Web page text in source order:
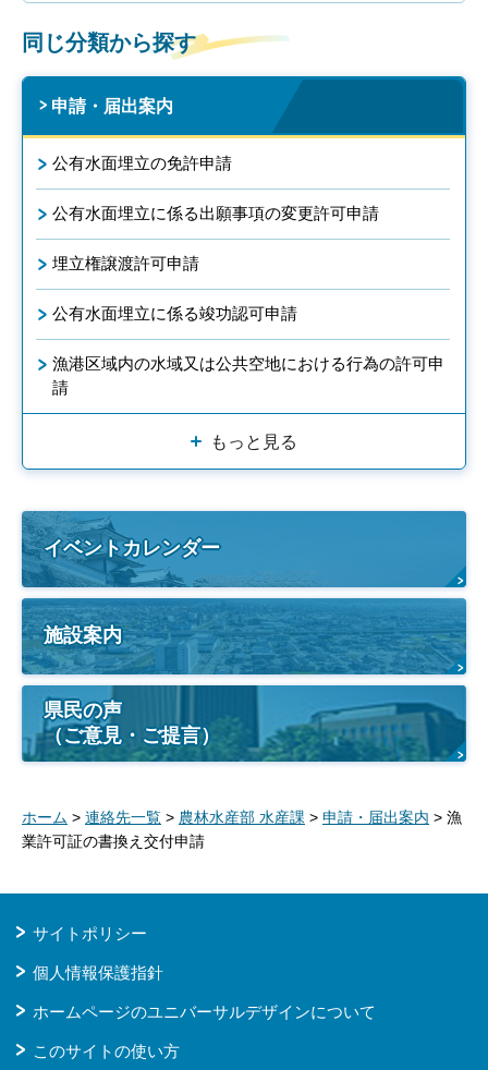
同じ分類から探す
申請・届出案内
公有水面埋立の免許申請
公有水面埋立に係る出願事項の変更許可申請
埋立権譲渡許可申請
公有水面埋立に係る竣功認可申請
漁港区域内の水域又は公共空地における行為の許可申
請
もっと見る
イベントカレンダー
施設案内
県民の声
（ご意見・ご提言）
ホーム > 連絡先一覧 > 農林水産部 水産課 > 申請・届出案内 > 漁
業許可証の書換え交付申請
サイトポリシー
個人情報保護指針
ホームページのユニバーサルデザインについて
このサイトの使い方